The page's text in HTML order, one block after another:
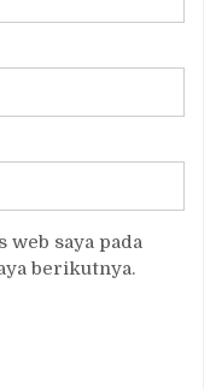
web saya pada
berikutnya.